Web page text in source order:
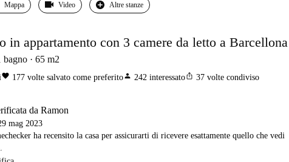
Mappa Video Altre stanze
in appartamento con 3 camere da letto a Barcellona
bagno 65 m2
favorite 177 volte salvato come preferitoperson 242 interessatoios_share 37 volte condiviso
da Ramon
mag 2023
ha recensito la casa per assicurarti di ricevere esattamente quello che vedi